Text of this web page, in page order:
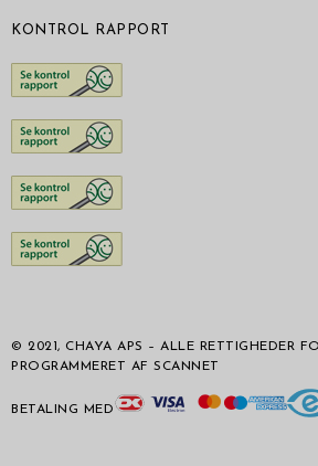
KONTROL RAPPORT
© 2021, CHAYA APS – ALLE RETTIGHEDER
PROGRAMMERET AF SCANNET
BETALING MED